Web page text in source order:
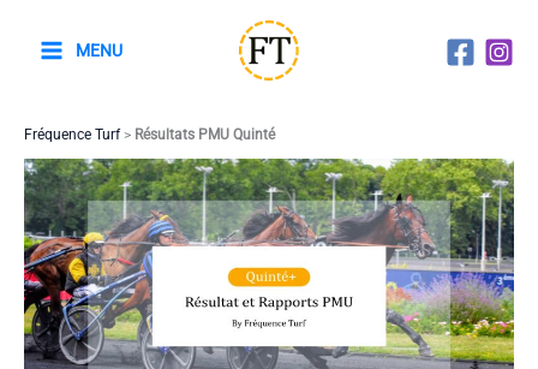
MENU
Fréquence Turf> Résultats PMU Quinté